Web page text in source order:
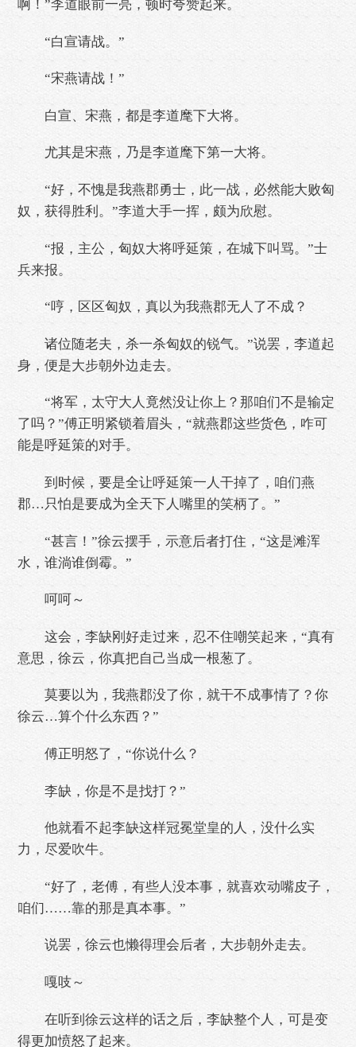
啊！”李道眼前一亮，顿时夸赞起来。
“白宣请战。”
“宋燕请战！”
白宣、宋燕，都是李道麾下大将。
尤其是宋燕，乃是李道麾下第一大将。
“好，不愧是我燕郡勇士，此一战，必然能大败匈
奴，获得胜利。”李道大手一挥，颇为欣慰。
“报，主公，匈奴大将呼延策，在城下叫骂。”士
兵来报。
“哼，区区匈奴，真以为我燕郡无人了不成？
诸位随老夫，杀一杀匈奴的锐气。”说罢，李道起
身，便是大步朝外边走去。
“将军，太守大人竟然没让你上？那咱们不是输定
了吗？”傅正明紧锁着眉头，“就燕郡这些货色，咋可
能是呼延策的对手。
到时候，要是全让呼延策一人干掉了，咱们燕
郡…只怕是要成为全天下人嘴里的笑柄了。”
“甚言！”徐云摆手，示意后者打住，“这是滩浑
水，谁淌谁倒霉。”
呵呵～
这会，李缺刚好走过来，忍不住嘲笑起来，“真有
意思，徐云，你真把自己当成一根葱了。
莫要以为，我燕郡没了你，就干不成事情了？你
徐云…算个什么东西？”
傅正明怒了，“你说什么？
李缺，你是不是找打？”
他就看不起李缺这样冠冕堂皇的人，没什么实
力，尽爱吹牛。
“好了，老傅，有些人没本事，就喜欢动嘴皮子，
咱们……靠的那是真本事。”
说罢，徐云也懒得理会后者，大步朝外走去。
嘎吱～
在听到徐云这样的话之后，李缺整个人，可是变
得更加愤怒了起来。